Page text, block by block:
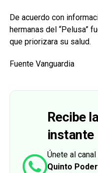
De acuerdo con
hermanas del “Pelusa”
que priorizara su salud.
Fuente Vanguardia
Recibe
instante
Únete al
Quinto Poder